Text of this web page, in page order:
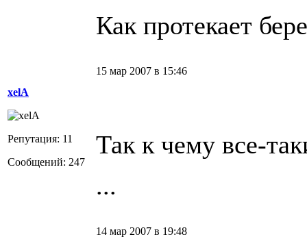
Как протекает
xelA
Репутация: 11
Сообщений: 247
15 мар 2007 в 15:46
Так к чему все-
...
14 мар 2007 в 19:48